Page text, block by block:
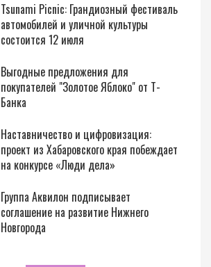
Tsunami Picnic: Грандиозный фестиваль
автомобилей и уличной культуры
состоится 12 июля
Выгодные предложения для
покупателей "Золотое Яблоко" от Т-
Банка
Наставничество и цифровизация:
проект из Хабаровского края побеждает
на конкурсе «Люди дела»
Группа Аквилон подписывает
соглашение на развитие Нижнего
Новгорода